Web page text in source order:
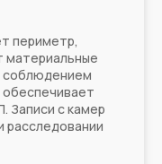
периметр,
материальные
соблюдением
обеспечивает
Записи с камер
расследовании